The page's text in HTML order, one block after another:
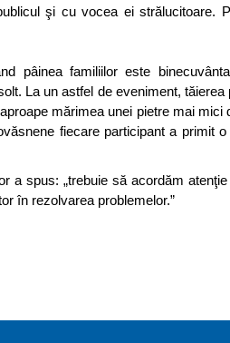
şi cu vocea ei strălucitoare.
pâinea familiilor este
La un astfel de eveniment,
mărimea unei pietre mai
fiecare participant a primit
a spus: „trebuie să acordăm
în rezolvarea problemelor.”